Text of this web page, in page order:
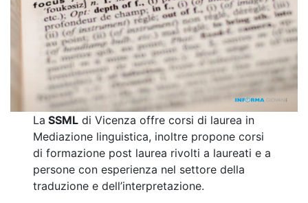
La SSML di Vicenza offre corsi di laurea in
Mediazione linguistica, inoltre propone corsi
di formazione post laurea rivolti a laureati e a
persone con esperienza nel settore della
traduzione e dell’interpretazione.